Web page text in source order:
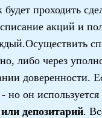
проходить
списание акций и
либо через
доверенности.
но он
депозитарий.